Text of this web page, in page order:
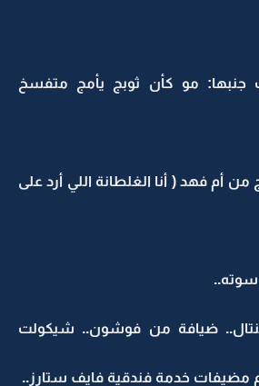
مو كأن ثوبج يأمج متفسخ
أم فهد ( أنا الغلطانة اللي أرد على
ضيافة من فوشون.. شيكولت
خدمة فندقية فايف ستارز..